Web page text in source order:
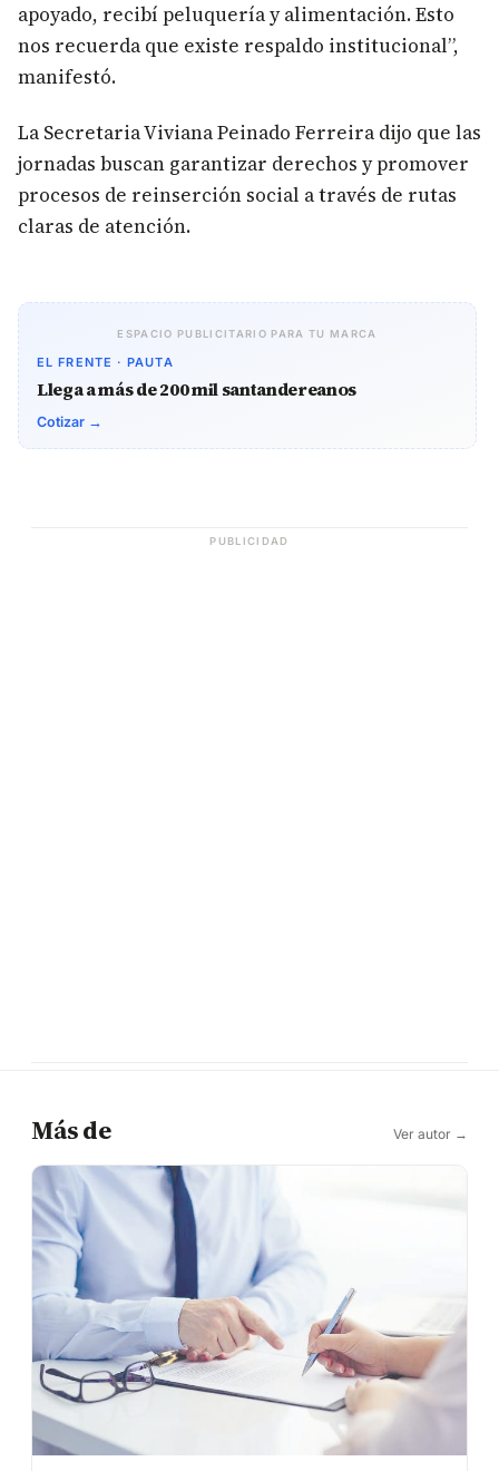
apoyado, recibí peluquería y alimentación. Esto
nos recuerda que existe respaldo institucional”,
manifestó.
La Secretaria Viviana Peinado Ferreira dijo que las
jornadas buscan garantizar derechos y promover
procesos de reinserción social a través de rutas
claras de atención.
ESPACIO PUBLICITARIO PARA TU MARCA
EL FRENTE · PAUTA
Llega a más de 200 mil santandereanos
Cotizar →
PUBLICIDAD
Más de Ver autor →